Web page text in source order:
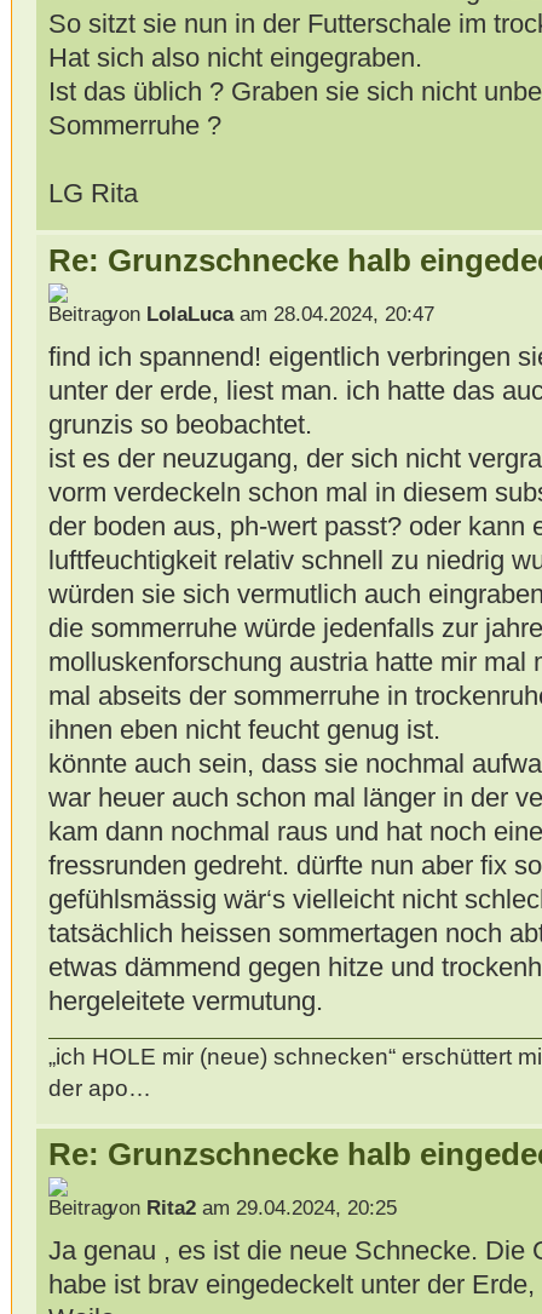
So sitzt sie nun in der Futterschale im
Hat sich also nicht eingegraben.
Ist das üblich ? Graben sie sich nicht
Sommerruhe ?
LG Rita
Re: Grunzschnecke halb
von LolaLucaam 28.04.2024, 20:47
find ich spannend! eigentlich verbringen
unter der erde, liest man. ich hatte das
grunzis so beobachtet.
ist es der neuzugang, der sich nicht
vorm verdeckeln schon mal in diesem
der boden aus, ph-wert passt? oder kann
luftfeuchtigkeit relativ schnell zu niedrig
würden sie sich vermutlich auch
die sommerruhe würde jedenfalls zur
molluskenforschung austria hatte mir mal
mal abseits der sommerruhe in
ihnen eben nicht feucht genug ist.
könnte auch sein, dass sie nochmal
war heuer auch schon mal länger in der
kam dann nochmal raus und hat noch
fressrunden gedreht. dürfte nun aber fix
gefühlsmässig wär‘s vielleicht nicht
tatsächlich heissen sommertagen noch
etwas dämmend gegen hitze und
hergeleitete vermutung.
„ich HOLE mir (neue) schnecken“ erschüttert
der apo…
Re: Grunzschnecke halb
von Rita2am 29.04.2024, 20:25
Ja genau , es ist die neue Schnecke. Die
habe ist brav eingedeckelt unter der